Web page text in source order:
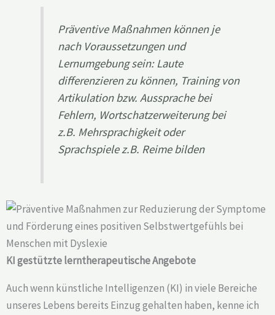
Präventive Maßnahmen können je
nach Voraussetzungen und
Lernumgebung sein: Laute
differenzieren zu können, Training von
Artikulation bzw. Aussprache bei
Fehlern, Wortschatzerweiterung bei
z.B. Mehrsprachigkeit oder
Sprachspiele z.B. Reime bilden
KI gestützte lerntherapeutische Angebote
Auch wenn künstliche Intelligenzen (KI) in viele Bereiche
unseres Lebens bereits Einzug gehalten haben, kenne ich